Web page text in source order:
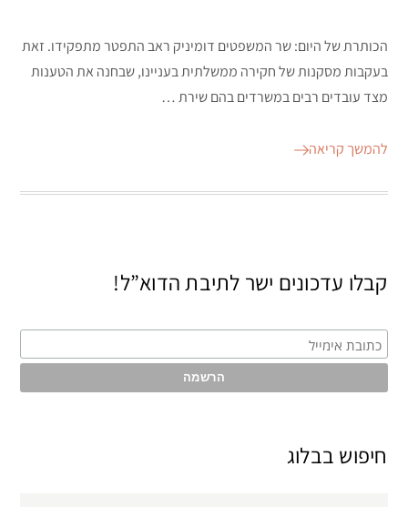
הכותרת של היום: שר המשפטים דומיניק ראב התפטר מתפקידו. זאת
בעקבות מסקנות של חקירה ממשלתית בעניינו, שבחנה את הטענות
מצד עובדים רבים במשרדים בהם שירת …
להמשך קריאה
קבלו עדכונים ישר לתיבת הדוא”ל!
חיפוש בבלוג